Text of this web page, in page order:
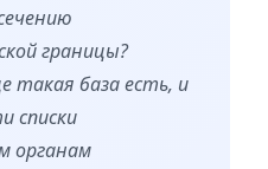
границы?
такая база есть, и
списки
органам